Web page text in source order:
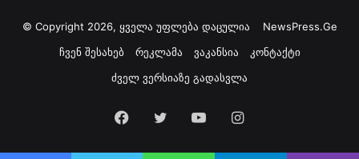
© Copyright 2026, ყველა უფლება დაცულია NewsPress.Ge
ჩვენ შესახებ
რეკლამა ვაკანსია
კონტაქტი
ძველ ვერსიაზე გადასვლა
Facebook
TwitterYouTubeInstagram